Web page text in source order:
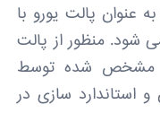
پالت پلاستیکی با ابعاد 120 در 80 به عنوان پالت یورو با
شود. منظور از پالت
مشخص شده توسط
استاندارد سازی در